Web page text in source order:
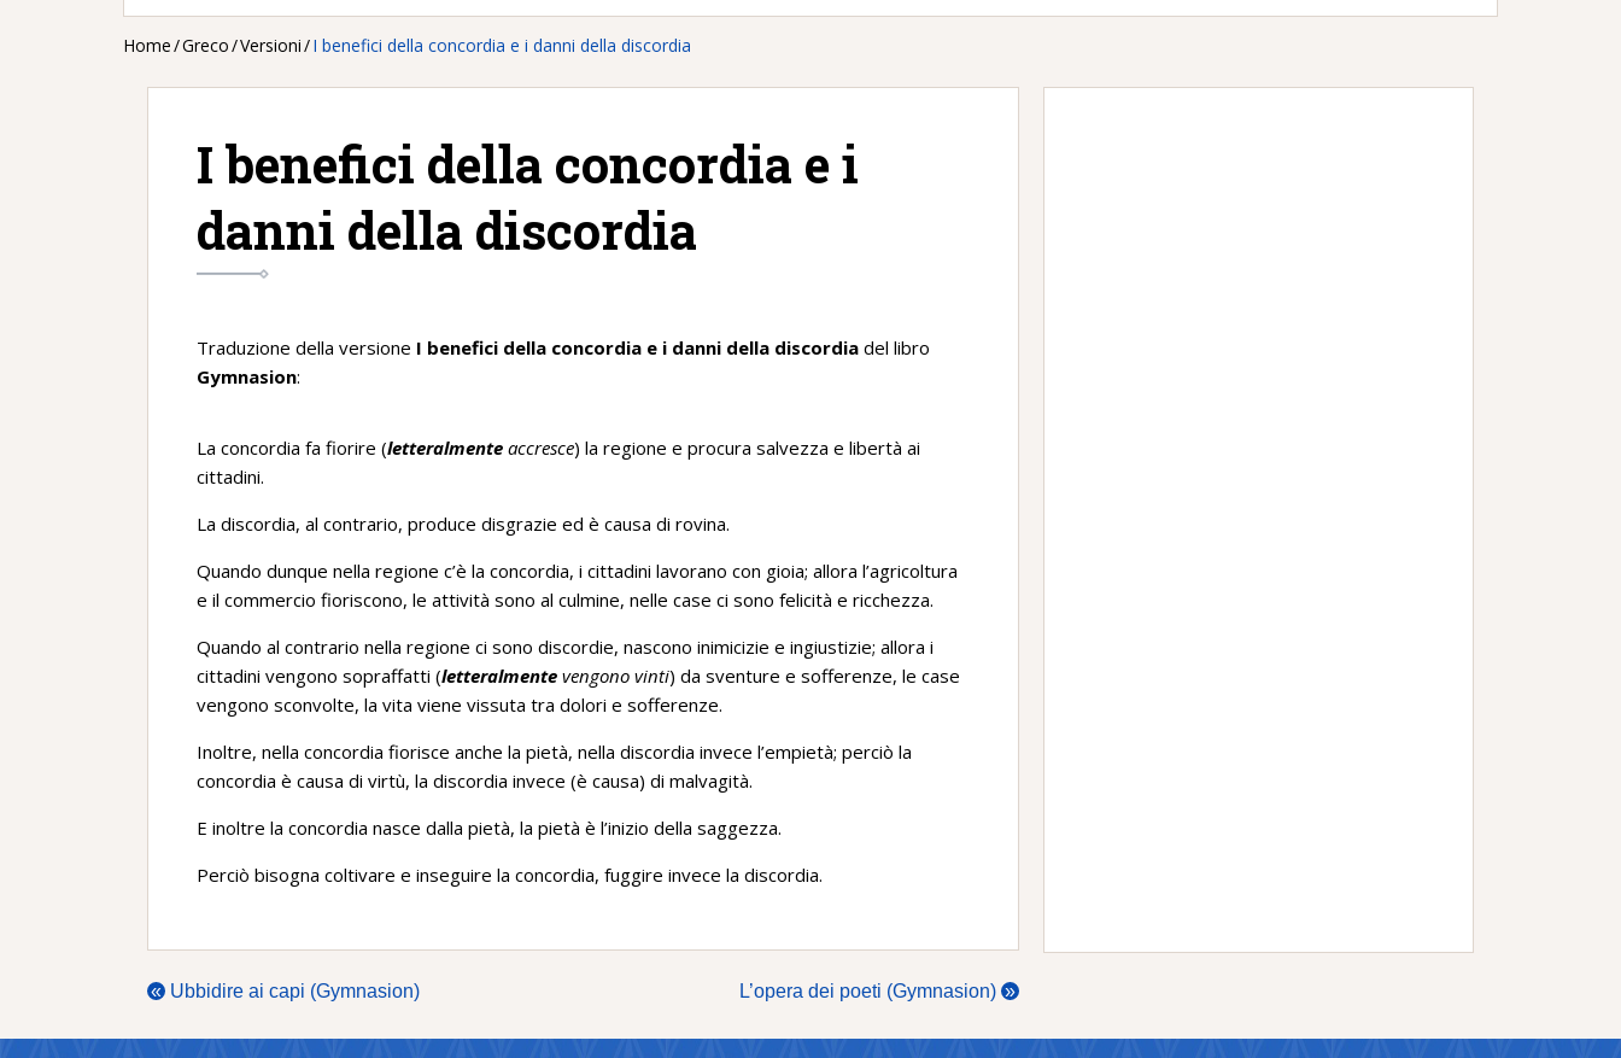
Home/Greco/Versioni/I benefici della concordia e i danni della discordia
I benefici della concordia e i
danni della discordia
Traduzione della versione I benefici della concordia e i danni della discordia del libro
Gymnasion:
La concordia fa fiorire (letteralmente accresce) la regione e procura salvezza e libertà ai
cittadini.
La discordia, al contrario, produce disgrazie ed è causa di rovina.
Quando dunque nella regione c’è la concordia, i cittadini lavorano con gioia; allora l’agricoltura
e il commercio fioriscono, le attività sono al culmine, nelle case ci sono felicità e ricchezza.
Quando al contrario nella regione ci sono discordie, nascono inimicizie e ingiustizie; allora i
cittadini vengono sopraffatti (letteralmente vengono vinti) da sventure e sofferenze, le case
vengono sconvolte, la vita viene vissuta tra dolori e sofferenze.
Inoltre, nella concordia fiorisce anche la pietà, nella discordia invece l’empietà; perciò la
concordia è causa di virtù, la discordia invece (è causa) di malvagità.
E inoltre la concordia nasce dalla pietà, la pietà è l’inizio della saggezza.
Perciò bisogna coltivare e inseguire la concordia, fuggire invece la discordia.
« Ubbidire ai capi (Gymnasion) L’opera dei poeti (Gymnasion)»